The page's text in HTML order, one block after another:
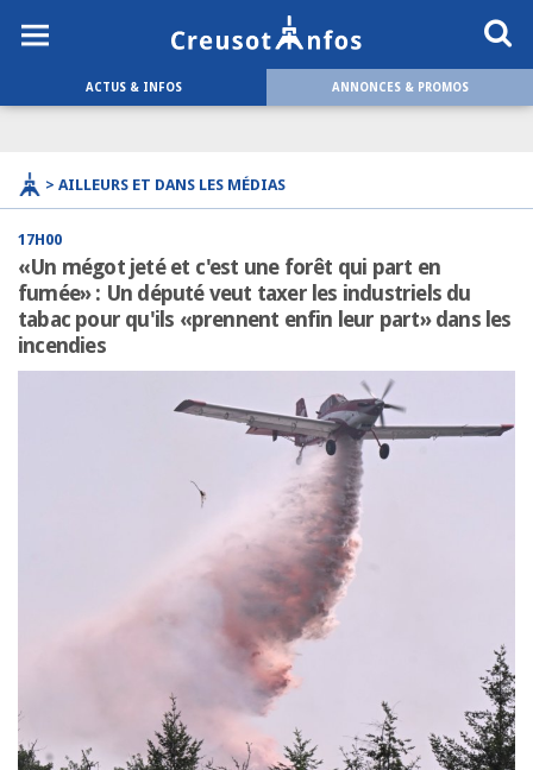
ACTUS & INFOS ANNONCES & PROMOS
> AILLEURS ET DANS LES MÉDIAS
17H00
«Un mégot jeté et c'est une forêt qui part en
fumée» : Un député veut taxer les industriels du
tabac pour qu'ils «prennent enfin leur part» dans les
incendies